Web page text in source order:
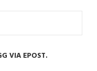
VIA EPOST.